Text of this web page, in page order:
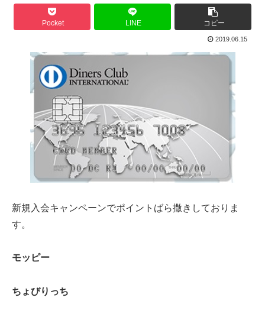
Pocket LINE コピー
2019.06.15
新規入会キャンペーンでポイントばら撒きしておりま
す。
モッピー
ちょびりっち